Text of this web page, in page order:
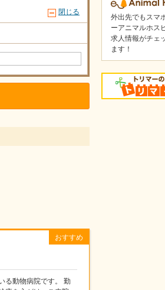
閉じる
おすすめ
る動物病院です。 勤
外出先でもスマ
ーアニマルホス
求人情報がチェ
ます！